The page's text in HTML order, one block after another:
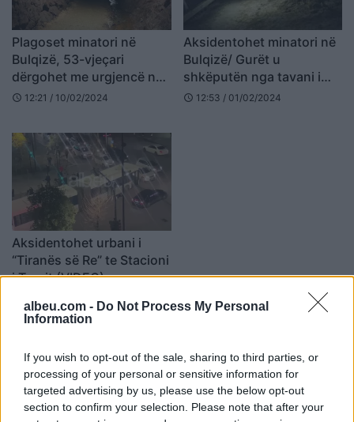
albeu.com - Do Not Process My Personal
Information
If you wish to opt-out of the sale, sharing to third parties, or
processing of your personal or sensitive information for
targeted advertising by us, please use the below opt-out
section to confirm your selection. Please note that after your
Plagoset minatori në
Bulqizë, 53-vjeçari
dërgohet me urgjencë në
spital
schedule 12:21 / 10/02/2024
Aksidentohet minatori në
Bulqizë/ Gurët u
shkëputën nga tavani i
galerisë
schedule 12:53 / 01/02/2024
Aksidentohet urbani i
“Tiranës së Re” te Stacioni
i Trenit (VIDEO)